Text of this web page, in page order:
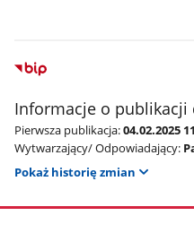
Informacje o publikacji
Pierwsza publikacja:04.02.2025
Wytwarzający/ Odpowiadający:
Pokaż historię zmian